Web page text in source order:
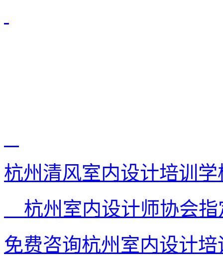
杭州清风室内设计培训学
杭州室内设计师协会
免费咨询杭州室内设计